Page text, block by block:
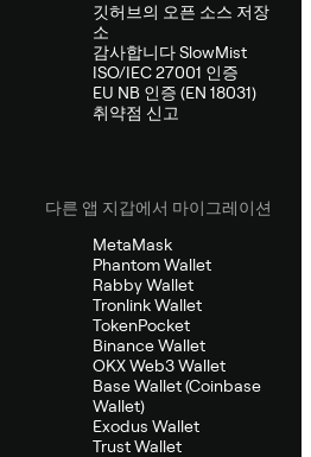
깃허브의 오픈 소스 저장
소
감사합니다 SlowMist
ISO/IEC 27001 인증
EU NB 인증 (EN 18031)
취약점 신고
다른 앱 지갑에서 마이그레이션
MetaMask
Phantom Wallet
Rabby Wallet
Tronlink Wallet
TokenPocket
Binance Wallet
OKX Web3 Wallet
Base Wallet (Coinbase
Wallet)
Exodus Wallet
Trust Wallet